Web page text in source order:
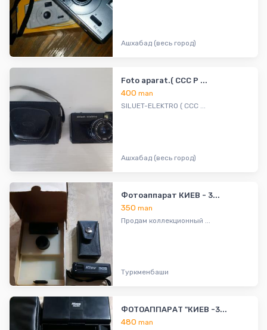
Ашхабад (весь город)
Foto aparat.( CCC P ...
400man
SILUET-ELEKTRO ( CCC ...
Ашхабад (весь город)
Фотоаппарат КИЕВ - 3...
350man
Продам коллекционный ...
Туркменбаши
ФОТОАППАРАТ "КИЕВ -3...
480man